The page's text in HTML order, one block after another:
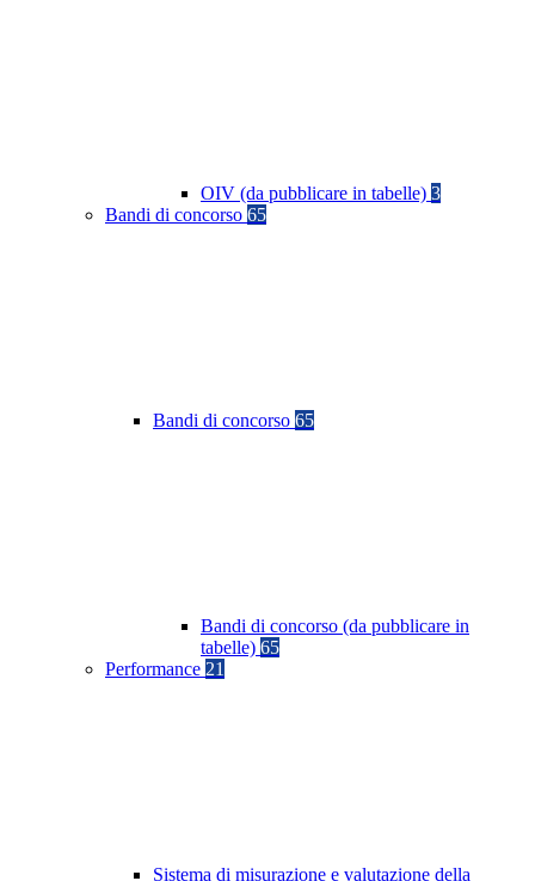
OIV (da pubblicare in tabelle) 3
Bandi di concorso 65
Bandi di concorso 65
Bandi di concorso (da pubblicare in
tabelle) 65
Performance 21
Sistema di misurazione e valutazione della